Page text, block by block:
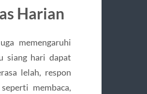
Harian
memengaruhi
siang hari dapat
lelah, respon
membaca,